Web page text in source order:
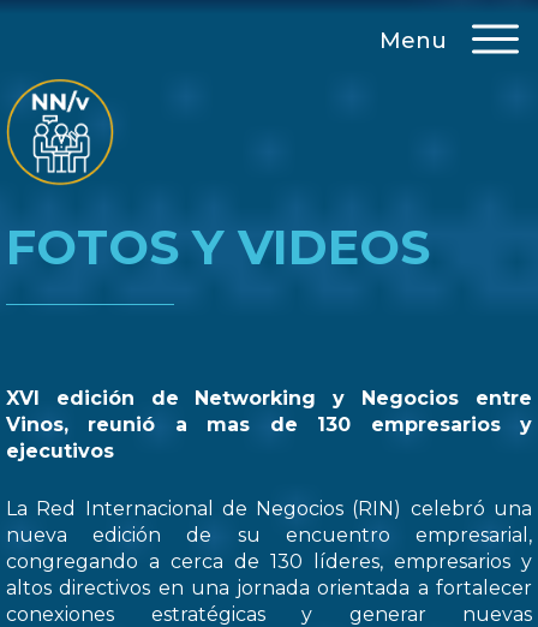
Menu
FOTOS Y VIDEOS
XVI edición de Networking y Negocios entre
Vinos, reunió a mas de 130 empresarios y
ejecutivos
La Red Internacional de Negocios (RIN) celebró una
nueva edición de su encuentro empresarial,
congregando a cerca de 130 líderes, empresarios y
altos directivos en una jornada orientada a fortalecer
conexiones estratégicas y generar nuevas